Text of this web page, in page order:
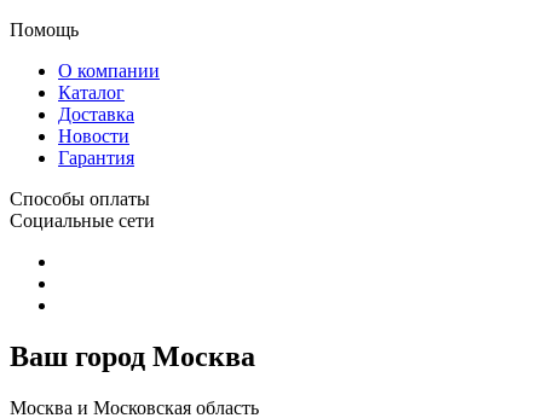
Помощь
О компании
Каталог
Доставка
Новости
Гарантия
Способы оплаты
Социальные сети
Ваш город Москва
Москва и Московская область